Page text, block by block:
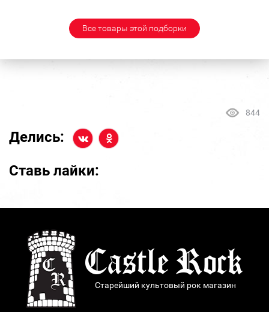
Все товары этой подборки
844
Делись:
Ставь лайки:
Старейший культовый рок магазин